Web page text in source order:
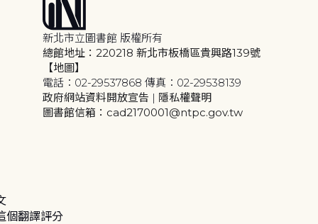
新北市立圖書館 版權所有
總館地址：220218 新北市板橋區貴興路139號
【地圖】
電話：02-29537868 傳真：02-29538139
政府網站資料開放宣告 | 隱私權聲明
圖書館信箱：cad2170001@ntpc.gov.tw
個翻譯評分